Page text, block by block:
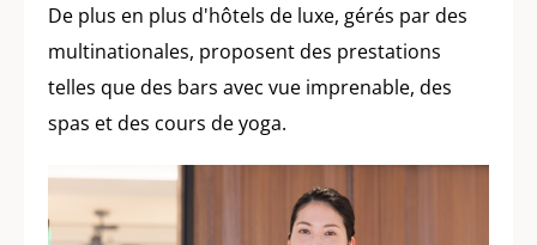
De plus en plus d'hôtels de luxe, gérés par des
multinationales, proposent des prestations
telles que des bars avec vue imprenable, des
spas et des cours de yoga.